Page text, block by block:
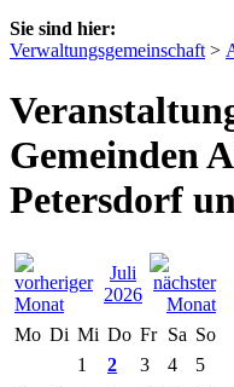
Sie sind hier:
Verwaltungsgemeinschaft >
Gemeinden
Petersdorf
Juli
2026
Mo Di Mi Do Fr Sa So
1
2 3 4
5